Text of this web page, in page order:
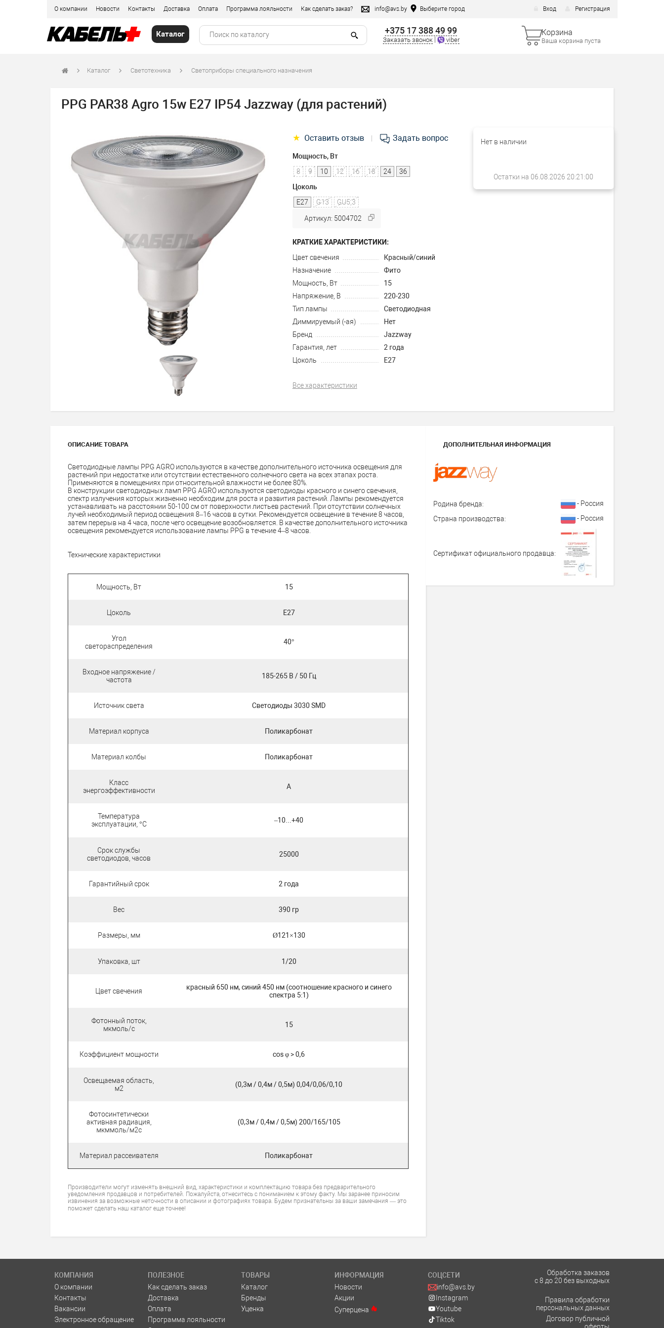
О компании Новости Контакты Доставка Оплата Программа лояльности Как сделать заказ? info@avs.by Выберите город Вход Регистрация
Каталог +375 17 388 49 99
Заказать звонок viber
Корзина
Ваша корзина пуста
Каталог Светотехника Светоприборы специального назначения
PPG PAR38 Agro 15w E27 IP54 Jazzway (для растений)
Нет в наличии
Остатки на 06.08.2026 20:21:00
★ Оставить отзыв Задать вопрос
Мощность, Вт
8
9 10 12 16 18 24
36
Цоколь
E27
G13 GU5,3
Артикул: 5004702
КРАТКИЕ ХАРАКТЕРИСТИКИ:
Цвет свечения
Красный/синий
Назначение
Фито
Мощность, Вт
15
Напряжение, В
220-230
Тип лампы
Светодиодная
Диммируемый (-ая)
Нет
Бренд
Jazzway
Гарантия, лет
2 года
Цоколь
E27
Все характеристики
ОПИСАНИЕ ТОВАРА
Светодиодные лампы PPG AGRO используются в качестве дополнительного источника освещения для
растений при недостатке или отсутствии естественного солнечного света на всех этапах роста.
Применяются в помещениях при относительной влажности не более 80%.
В конструкции светодиодных ламп PPG AGRO используются светодиоды красного и синего свечения,
спектр излучения которых жизненно необходим для роста и развития растений. Лампы рекомендуется
устанавливать на расстоянии 50-100 см от поверхности листьев растений. При отсутствии солнечных
лучей необходимый период освещения 8–16 часов в сутки. Рекомендуется освещение в течение 8 часов,
затем перерыв на 4 часа, после чего освещение возобновляется. В качестве дополнительного источника
освещения рекомендуется использование лампы PPG в течение 4–8 часов.
Технические характеристики
Мощность, Вт 15
Цоколь E27
Угол
светораспределения
40°
Входное напряжение /
частота
185-265 В / 50 Гц
Источник света Светодиоды 3030 SMD
Материал корпуса Поликарбонат
Материал колбы Поликарбонат
Класс
энергоэффективности
A
Температура
эксплуатации, °С
–10...+40
Срок службы
светодиодов, часов
25000
Гарантийный срок 2 года
Вес 390 гр
Размеры, мм Ø121×130
Упаковка, шт 1/20
Цвет свечения
красный 650 нм, синий 450 нм (соотношение красного и синего
спектра 5:1)
Фотонный поток,
мкмоль/с
15
Коэффициент мощности cos φ > 0,6
Освещаемая область,
м2
(0,3м / 0,4м / 0,5м) 0,04/0,06/0,10
Фотосинтетически
активная радиация,
мкммоль/м2с
(0,3м / 0,4м / 0,5м) 200/165/105
Материал рассеивателя Поликарбонат
Производители могут изменять внешний вид, характеристики и комплектацию товара без предварительного
уведомления продавцов и потребителей. Пожалуйста, отнеситесь с пониманием к этому факту. Мы заранее приносим
извинения за возможные неточности в описании и фотографиях товара. Будем признательны за ваши замечания — это
поможет сделать наш каталог еще точнее!
ДОПОЛНИТЕЛЬНАЯ ИНФОРМАЦИЯ
Родина бренда:
- Россия
Страна производства:
- Россия
Сертификат официального продавца:
КОМПАНИЯ
О компании
Контакты
Вакансии
Электронное обращение
ПОЛЕЗНОЕ
Как сделать заказ
Доставка
Оплата
Программа лояльности
ТОВАРЫ
Каталог
Бренды
Уценка
ИНФОРМАЦИЯ
Новости
Акции
Суперцена
СОЦСЕТИ
info@avs.by
Instagram
Youtube
Tiktok
Обработка заказов
с 8 до 20 без выходных
Правила обработки
персональных данных
Договор публичной